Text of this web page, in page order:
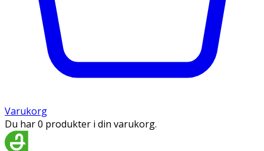
Varukorg
Du har 0 produkter i din varukorg.